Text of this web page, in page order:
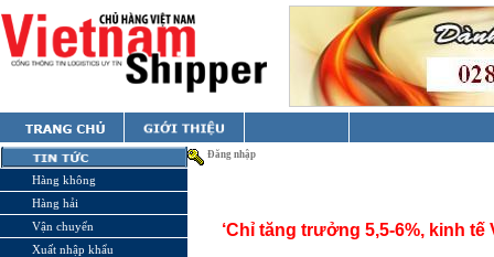
Hàng không
Hàng hải
Vận chuyển
Xuất nhập khẩu
Đăng nhập
‘Chỉ tăng trưởng 5,5-6%, kinh tế